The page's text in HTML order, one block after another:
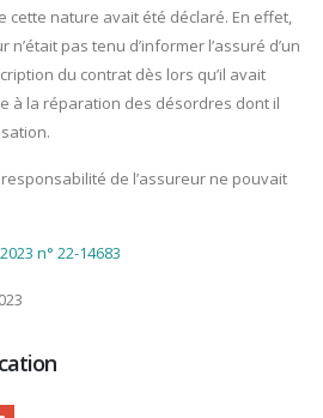
cette nature avait été déclaré. En effet,
n’était pas tenu d’informer l’assuré d’un
du contrat dès lors qu’il avait
à la réparation des désordres dont il
de l’assureur ne pouvait
n° 22-14683